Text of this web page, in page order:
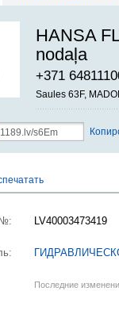
HANSA
nodaļa
+371
Saules 63F,
№: LV40003473419
Последние